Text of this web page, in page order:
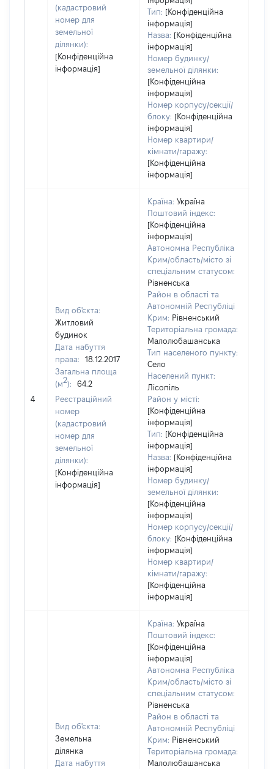
(кадастровий
номер для
земельної
ділянки):
[Конфіденційна
інформація]
Тип: [Конфіденційна
інформація]
Назва: [Конфіденційна
інформація]
Номер будинку/
земельної ділянки:
[Конфіденційна
інформація]
Номер корпусу/секції/
блоку: [Конфіденційна
інформація]
Номер квартири/
кімнати/гаражу:
[Конфіденційна
інформація]
4
Вид об'єкта:
Житловий
будинок
Дата набуття
права:
18.12.2017
Загальна площа
(м2):
64.2
Реєстраційний
номер
(кадастровий
номер для
земельної
ділянки):
[Конфіденційна
інформація]
Країна: Україна
Поштовий індекс:
[Конфіденційна
інформація]
Автономна Республіка
Крим/область/місто зі
спеціальним статусом:
Рівненська
Район в області та
Автономній Республіці
Крим: Рівненський
Територіальна громада:
Малолюбашанська
Тип населеного пункту:
Село
Населений пункт:
Лісопіль
Район у місті:
[Конфіденційна
інформація]
Тип: [Конфіденційна
інформація]
Назва: [Конфіденційна
інформація]
Номер будинку/
земельної ділянки:
[Конфіденційна
інформація]
Номер корпусу/секції/
блоку: [Конфіденційна
інформація]
Номер квартири/
кімнати/гаражу:
[Конфіденційна
інформація]
Вид об'єкта:
Земельна
ділянка
Дата набуття
Країна: Україна
Поштовий індекс:
[Конфіденційна
інформація]
Автономна Республіка
Крим/область/місто зі
спеціальним статусом:
Рівненська
Район в області та
Автономній Республіці
Крим: Рівненський
Територіальна громада:
Малолюбашанська